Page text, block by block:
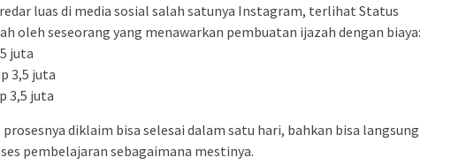
luas di media sosial salah satunya Instagram, terlihat Status
oleh seseorang yang menawarkan pembuatan ijazah dengan biaya:
juta
3,5 juta
3,5 juta
diklaim bisa selesai dalam satu hari, bahkan bisa langsung
pembelajaran sebagaimana mestinya.